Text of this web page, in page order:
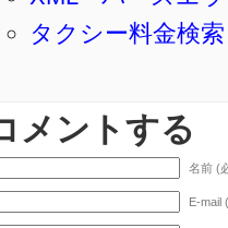
タクシー料金検
メントする
名前 (
E-mail